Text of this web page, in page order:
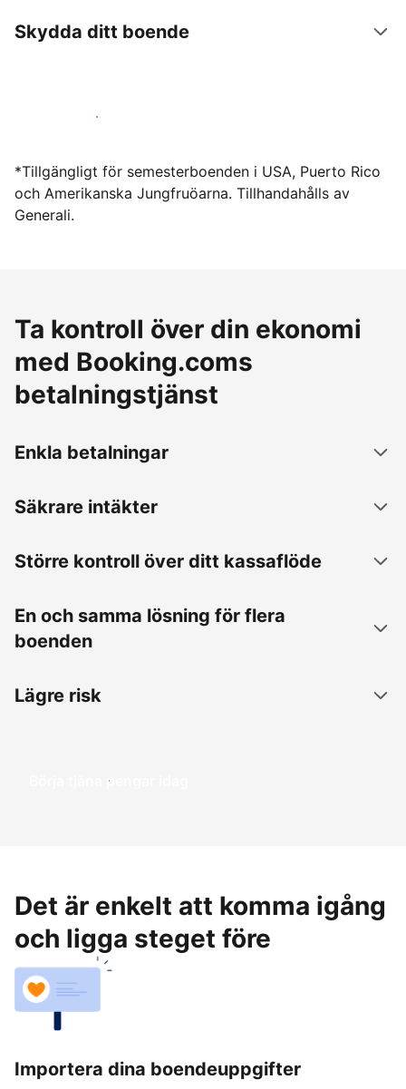
Skydda ditt boende
Hyr ut hos oss idag
*Tillgängligt för semesterboenden i USA, Puerto Rico
och Amerikanska Jungfruöarna. Tillhandahålls av
Generali.
Ta kontroll över din ekonomi
med Booking.coms
betalningstjänst
Enkla betalningar
Säkrare intäkter
Större kontroll över ditt kassaflöde
En och samma lösning för flera
boenden
Lägre risk
Börja tjäna pengar idag
Det är enkelt att komma igång
och ligga steget före
Importera dina boendeuppgifter